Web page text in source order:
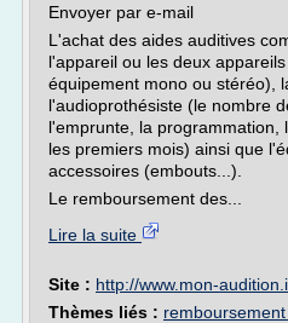
Envoyer par e-mail
L'achat des aides auditives
l'appareil ou les deux
équipement mono ou stéréo),
l'audioprothésiste (le nombre
l'emprunte, la programmation,
les premiers mois) ainsi que
accessoires (embouts...).
Le remboursement des...
Lire la suite
Site : http://www.mon-
Thèmes liés :